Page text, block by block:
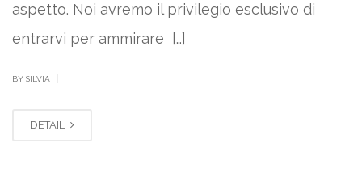
aspetto. Noi avremo il privilegio esclusivo di
entrarvi per ammirare […]
BY SILVIA
DETAIL